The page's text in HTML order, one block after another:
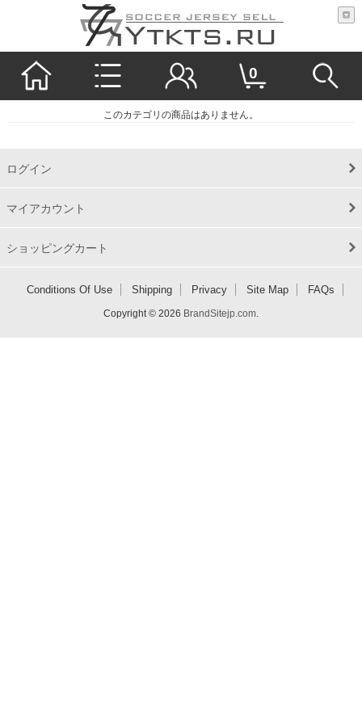
0
このカテゴリの商品はありません。
ログイン
マイアカウント
ショッピングカート
Conditions Of Use Shipping Privacy Site Map FAQs
Copyright © 2026 BrandSitejp.com.